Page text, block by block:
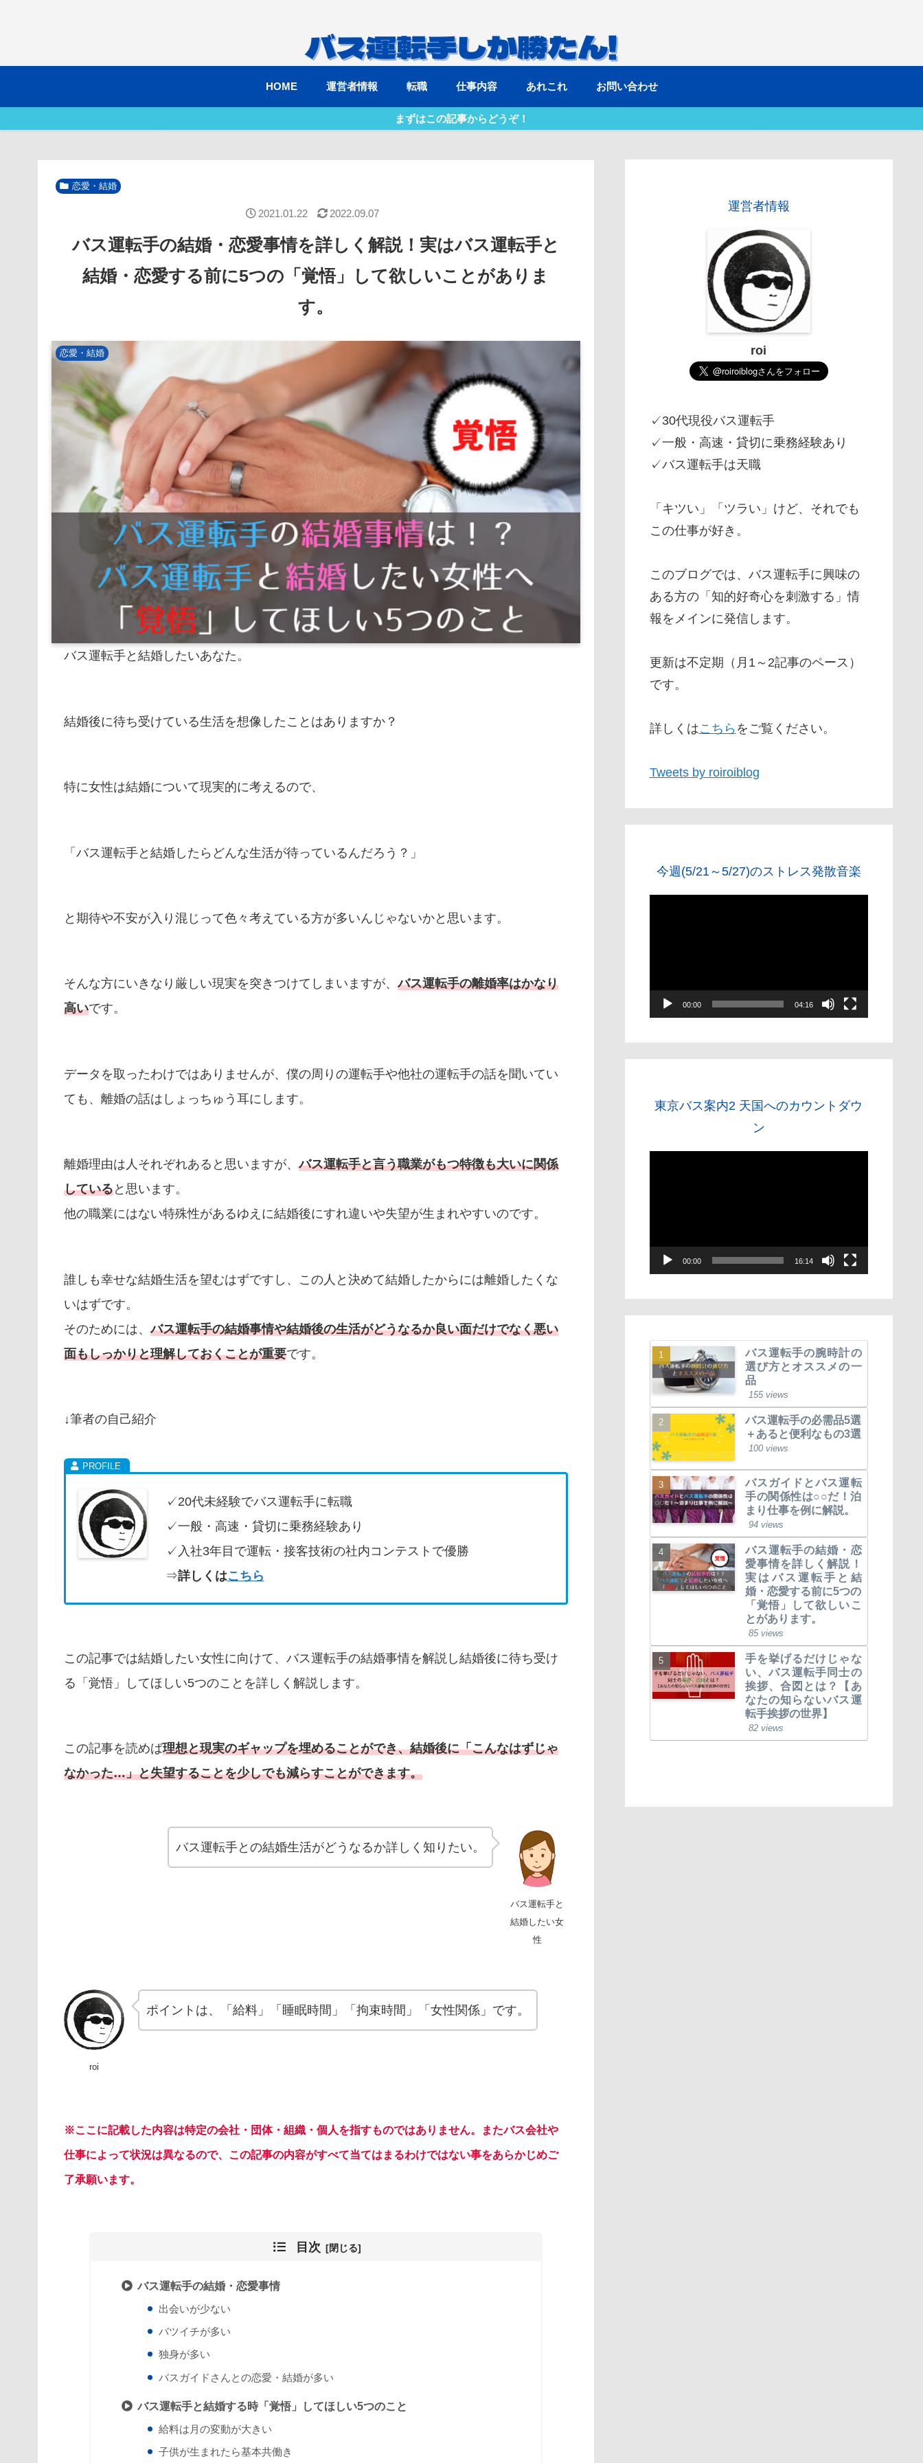
HOME 運営者情報 転職 仕事内容 あれこれ お問い合わせ
まずはこの記事からどうぞ！
恋愛・結婚
バス運転手の結婚・恋愛事情を詳しく解説！実はバス運転手と
結婚・恋愛する前に5つの「覚悟」して欲しいことがありま
す。
恋愛・結婚
2022.09.07
2021.01.22
バス運転手と結婚したいあなた。
結婚後に待ち受けている生活を想像したことはありますか？
特に女性は結婚について現実的に考えるので、
「バス運転手と結婚したらどんな生活が待っているんだろう？」
と期待や不安が入り混じって色々考えている方が多いんじゃないかと思います。
そんな方にいきなり厳しい現実を突きつけてしまいますが、バス運転手の離婚率はかなり
高いです。
データを取ったわけではありませんが、僕の周りの運転手や他社の運転手の話を聞いてい
ても、離婚の話はしょっちゅう耳にします。
離婚理由は人それぞれあると思いますが、バス運転手と言う職業がもつ特徴も大いに関係
していると思います。
他の職業にはない特殊性があるゆえに結婚後にすれ違いや失望が生まれやすいのです。
誰しも幸せな結婚生活を望むはずですし、この人と決めて結婚したからには離婚したくな
いはずです。
そのためには、バス運転手の結婚事情や結婚後の生活がどうなるか良い面だけでなく悪い
面もしっかりと理解しておくことが重要です。
↓筆者の自己紹介
✓20代未経験でバス運転手に転職
✓一般・高速・貸切に乗務経験あり
✓入社3年目で運転・接客技術の社内コンテストで優勝
⇒詳しくはこちら
この記事では結婚したい女性に向けて、バス運転手の結婚事情を解説し結婚後に待ち受け
る「覚悟」してほしい5つのことを詳しく解説します。
この記事を読めば理想と現実のギャップを埋めることができ、結婚後に「こんなはずじゃ
なかった…」と失望することを少しでも減らすことができます。
バス運転手と
結婚したい女
性
バス運転手との結婚生活がどうなるか詳しく知りたい。
roi
ポイントは、「給料」「睡眠時間」「拘束時間」「女性関係」です。
※ここに記載した内容は特定の会社・団体・組織・個人を指すものではありません。またバス会社や
仕事によって状況は異なるので、この記事の内容がすべて当てはまるわけではない事をあらかじめご
了承願います。
目次
バス運転手の結婚・恋愛事情
出会いが少ない
バツイチが多い
独身が多い
バスガイドさんとの恋愛・結婚が多い
バス運転手と結婚する時「覚悟」してほしい5つのこと
給料は月の変動が大きい
子供が生まれたら基本共働き
運営者情報
roi
✓30代現役バス運転手
✓一般・高速・貸切に乗務経験あり
✓バス運転手は天職
「キツい」「ツラい」けど、それでも
この仕事が好き。
このブログでは、バス運転手に興味の
ある方の「知的好奇心を刺激する」情
報をメインに発信します。
更新は不定期（月1～2記事のペース）
です。
詳しくはこちら をご覧ください。
Tweets by roiroiblog
今週(5/21～5/27)のストレス発散音楽
ー
ヤ
00:00 04:16
東京バス案内2 天国へのカウントダウ
ン
ー
ヤ
00:00 16:14
バス運転手の腕時計の
選び方とオススメの一
品
155 views
バス運転手の必需品5選
＋あると便利なもの3選
100 views
バスガイドとバス運転
手の関係性は○○だ！泊
まり仕事を例に解説。
94 views
バス運転手の結婚・恋
愛事情を詳しく解説！
実はバス運転手と結
婚・恋愛する前に5つの
「覚悟」して欲しいこ
とがあります。
85 views
手を挙げるだけじゃな
い、バス運転手同士の
挨拶、合図とは？【あ
なたの知らないバス運
転手挨拶の世界】
82 views